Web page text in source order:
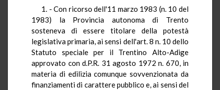
1. - Con ricorso dell'11 marzo 1983 (n. 10 del
1983) la Provincia autonoma di Trento
sosteneva di essere titolare della potestà
legislativa primaria, ai sensi dell'art. 8 n. 10 dello
Statuto speciale per il Trentino Alto-Adige
approvato con d.P.R. 31 agosto 1972 n. 670, in
materia di edilizia comunque sovvenzionata da
finanziamenti di carattere pubblico e, ai sensi del